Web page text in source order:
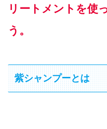
リートメントを使
う。
紫シャンプーとは